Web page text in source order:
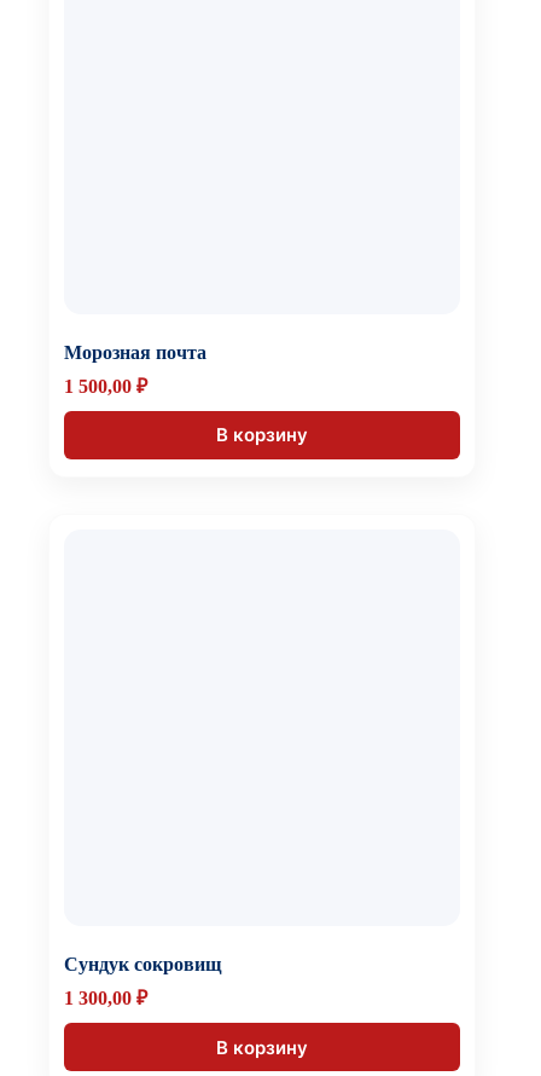
Морозная почта
1 500,00 ₽
В корзину
Сундук сокровищ
1 300,00 ₽
В корзину